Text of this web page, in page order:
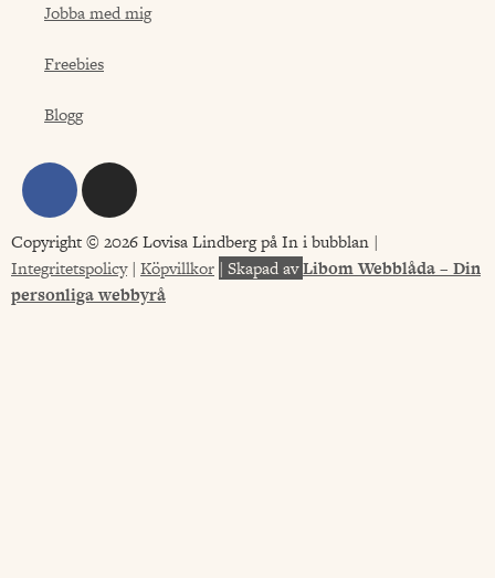
Jobba med mig
Freebies
Blogg
Copyright © 2026 Lovisa Lindberg på In i bubblan |
Integritetspolicy| Köpvillkor | Skapad avLibom Webblåda – Din
personliga webbyrå